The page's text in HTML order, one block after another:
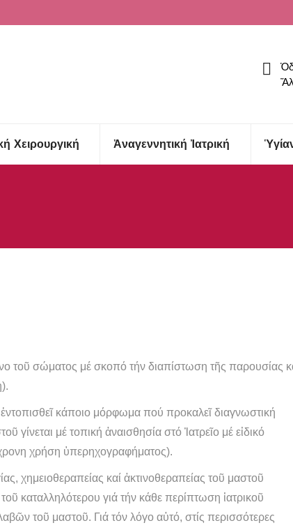
Χειρουργική Ἀναγεννητική Ἰατρική
τοῦ σώματος μέ σκοπό τήν διαπίστωση τῆς παρουσίας
κάποιο μόρφωμα πού προκαλεῖ διαγνωστική
γίνεται μέ τοπική ἀναισθησία στό Ἰατρεῖο μέ εἰδικό
χρήση ὑπερηχογραφήματος).
χημειοθεραπείας καί ἀκτινοθεραπείας τοῦ μαστοῦ
καταλληλότερου γιά τήν κάθε περίπτωση ἰατρικοῦ
τοῦ μαστοῦ. Γιά τόν λόγο αὐτό, στίς περισσότερες